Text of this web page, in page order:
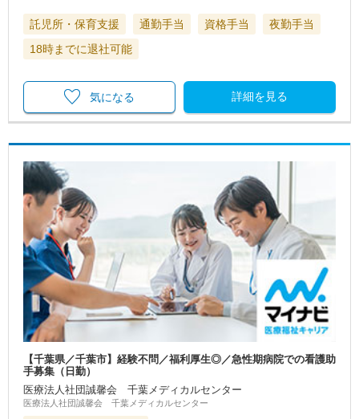
託児所・保育支援 通勤手当 資格手当
夜勤手当
18時までに退社可能
詳細を見る
気になる
【千葉県／千葉市】経験不問／福利厚生◎／急性期病院での看護助
手募集（日勤）
医療法人社団誠馨会 千葉メディカルセンター
医療法人社団誠馨会 千葉メディカルセンター